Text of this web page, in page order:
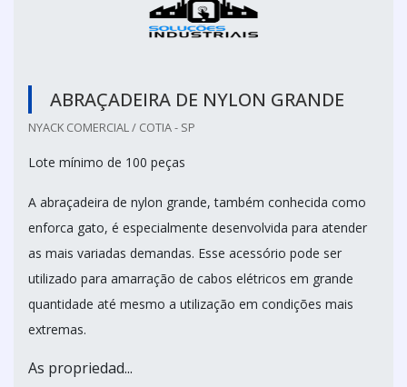
ABRAÇADEIRA DE NYLON GRANDE
NYACK COMERCIAL / COTIA - SP
Lote mínimo de 100 peças
A abraçadeira de nylon grande, também conhecida como
enforca gato, é especialmente desenvolvida para atender
as mais variadas demandas. Esse acessório pode ser
utilizado para amarração de cabos elétricos em grande
quantidade até mesmo a utilização em condições mais
extremas.
As propriedad...